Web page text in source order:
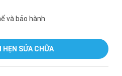
và bảo hành
SỬA CHỮA